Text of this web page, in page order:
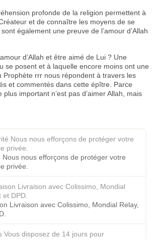
profonde de la religion permettent à
et de connaître les moyens de se
également une preuve de l’amour d’Allah
d’Allah et être aimé de Lui ? Une
se posent et à laquelle encore moins ont une
Prophète rrr nous répondent à travers les
et commentés dans cette épître. Parce
plus important n’est pas d’aimer Allah, mais
nous efforçons de protéger votre
privée.
Livraison avec Colissimo, Mondial Relay,